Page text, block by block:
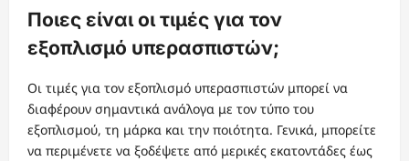
Ποιες είναι οι τιμές για τον
εξοπλισμό υπερασπιστών;
Οι τιμές για τον εξοπλισμό υπερασπιστών μπορεί να
διαφέρουν σημαντικά ανάλογα με τον τύπο του
εξοπλισμού, τη μάρκα και την ποιότητα. Γενικά, μπορείτε
να περιμένετε να ξοδέψετε από μερικές εκατοντάδες έως